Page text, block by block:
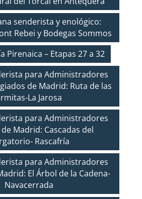
senderista y enológico:
Rebei y Bodegas Sommos
Pirenaica – Etapas 27 a 32
para Administradores
de Madrid: Ruta de las
La Jarosa
para Administradores
Madrid: Cascadas del
Rascafría
para Administradores
El Árbol de la Cadena-
Navacerrada